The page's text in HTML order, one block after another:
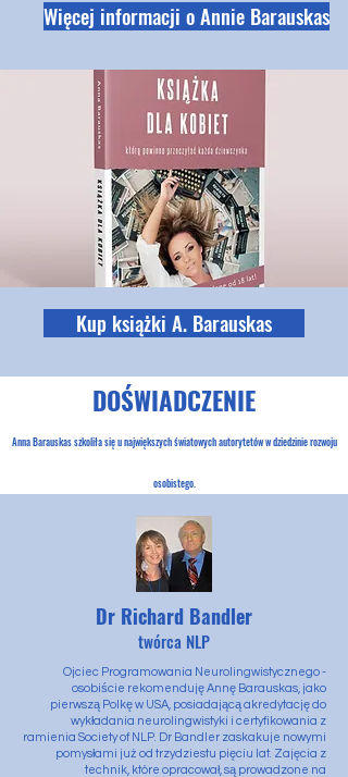
Więcej informacji o Annie Barauskas
Kup książki A. Barauskas
DOŚWIADCZENIE
Anna Barauskas szkoliła się u największych światowych autorytetów w dziedzinie rozwoju
osobistego.
Dr Richard Bandler
twórca NLP
Ojciec Programowania Neurolingwistycznego -
osobiście rekomenduję Annę Barauskas, jako
pierwszą Polkę w USA, posiadającą akredytację do
wykładania neurolingwistyki i certyfikowania z
ramienia Society of NLP. Dr Bandler zaskakuje nowymi
pomysłami już od trzydziestu pięciu lat. Zajęcia z
technik, które opracował, są prowadzone na